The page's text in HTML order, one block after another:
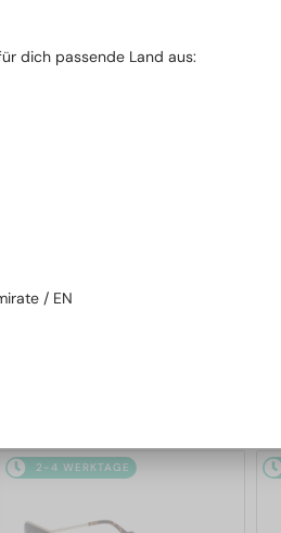
2-4 WERKTAGE
dich passende Land aus:
/ EN